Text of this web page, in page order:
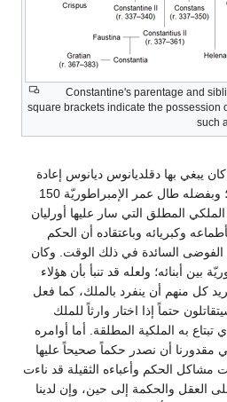
Constantine's parentage and
square brackets indicate the possession
such
يبغي بها دقلديانوس ديانوس إعادة
الدولة إلى سابق عهدها وأتمها؛ وبفضله طال عمر الإمبراطوريّة 150
المطلق التي سار عليها أورليان
وكبريائه وباعتقاده أن الحكم
الفوضى السائدة في ذلك الوقت. وكان
بين أبنائه؛ ولعله قد تنبأ بأن هؤلاء
يريد كل منهم أن ينفرد بالملك، كما فعل
حتماً إذا اختار وارثاً للملك
تبتاع به الملكية المطلقة. أما أوامره
مقدورنا أن نصدر حكماً صحيحاً عليها
مشاكل الحكم وأعباءه الثقيلة قد ناءت
العقل والحكمة إلى حين، وإن لدينا